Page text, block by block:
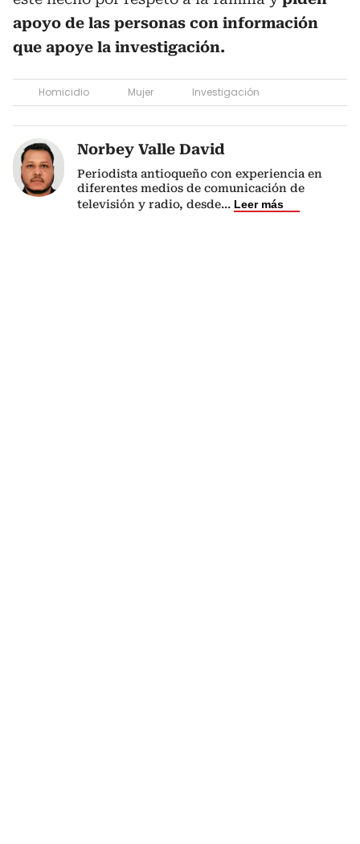
apoyo de las personas con información
que apoye la investigación.
Homicidio Mujer Investigación
Norbey Valle David
Periodista antioqueño con experiencia en
diferentes medios de comunicación de
televisión y radio, desde... Leer más